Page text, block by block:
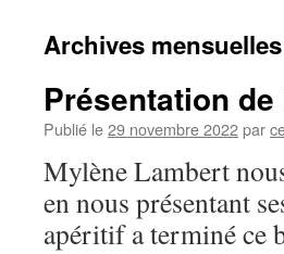
Archives
Présentation
Publié le29 novembre 2022par
Mylène Lambert
en nous présentant
apéritif a terminé ce